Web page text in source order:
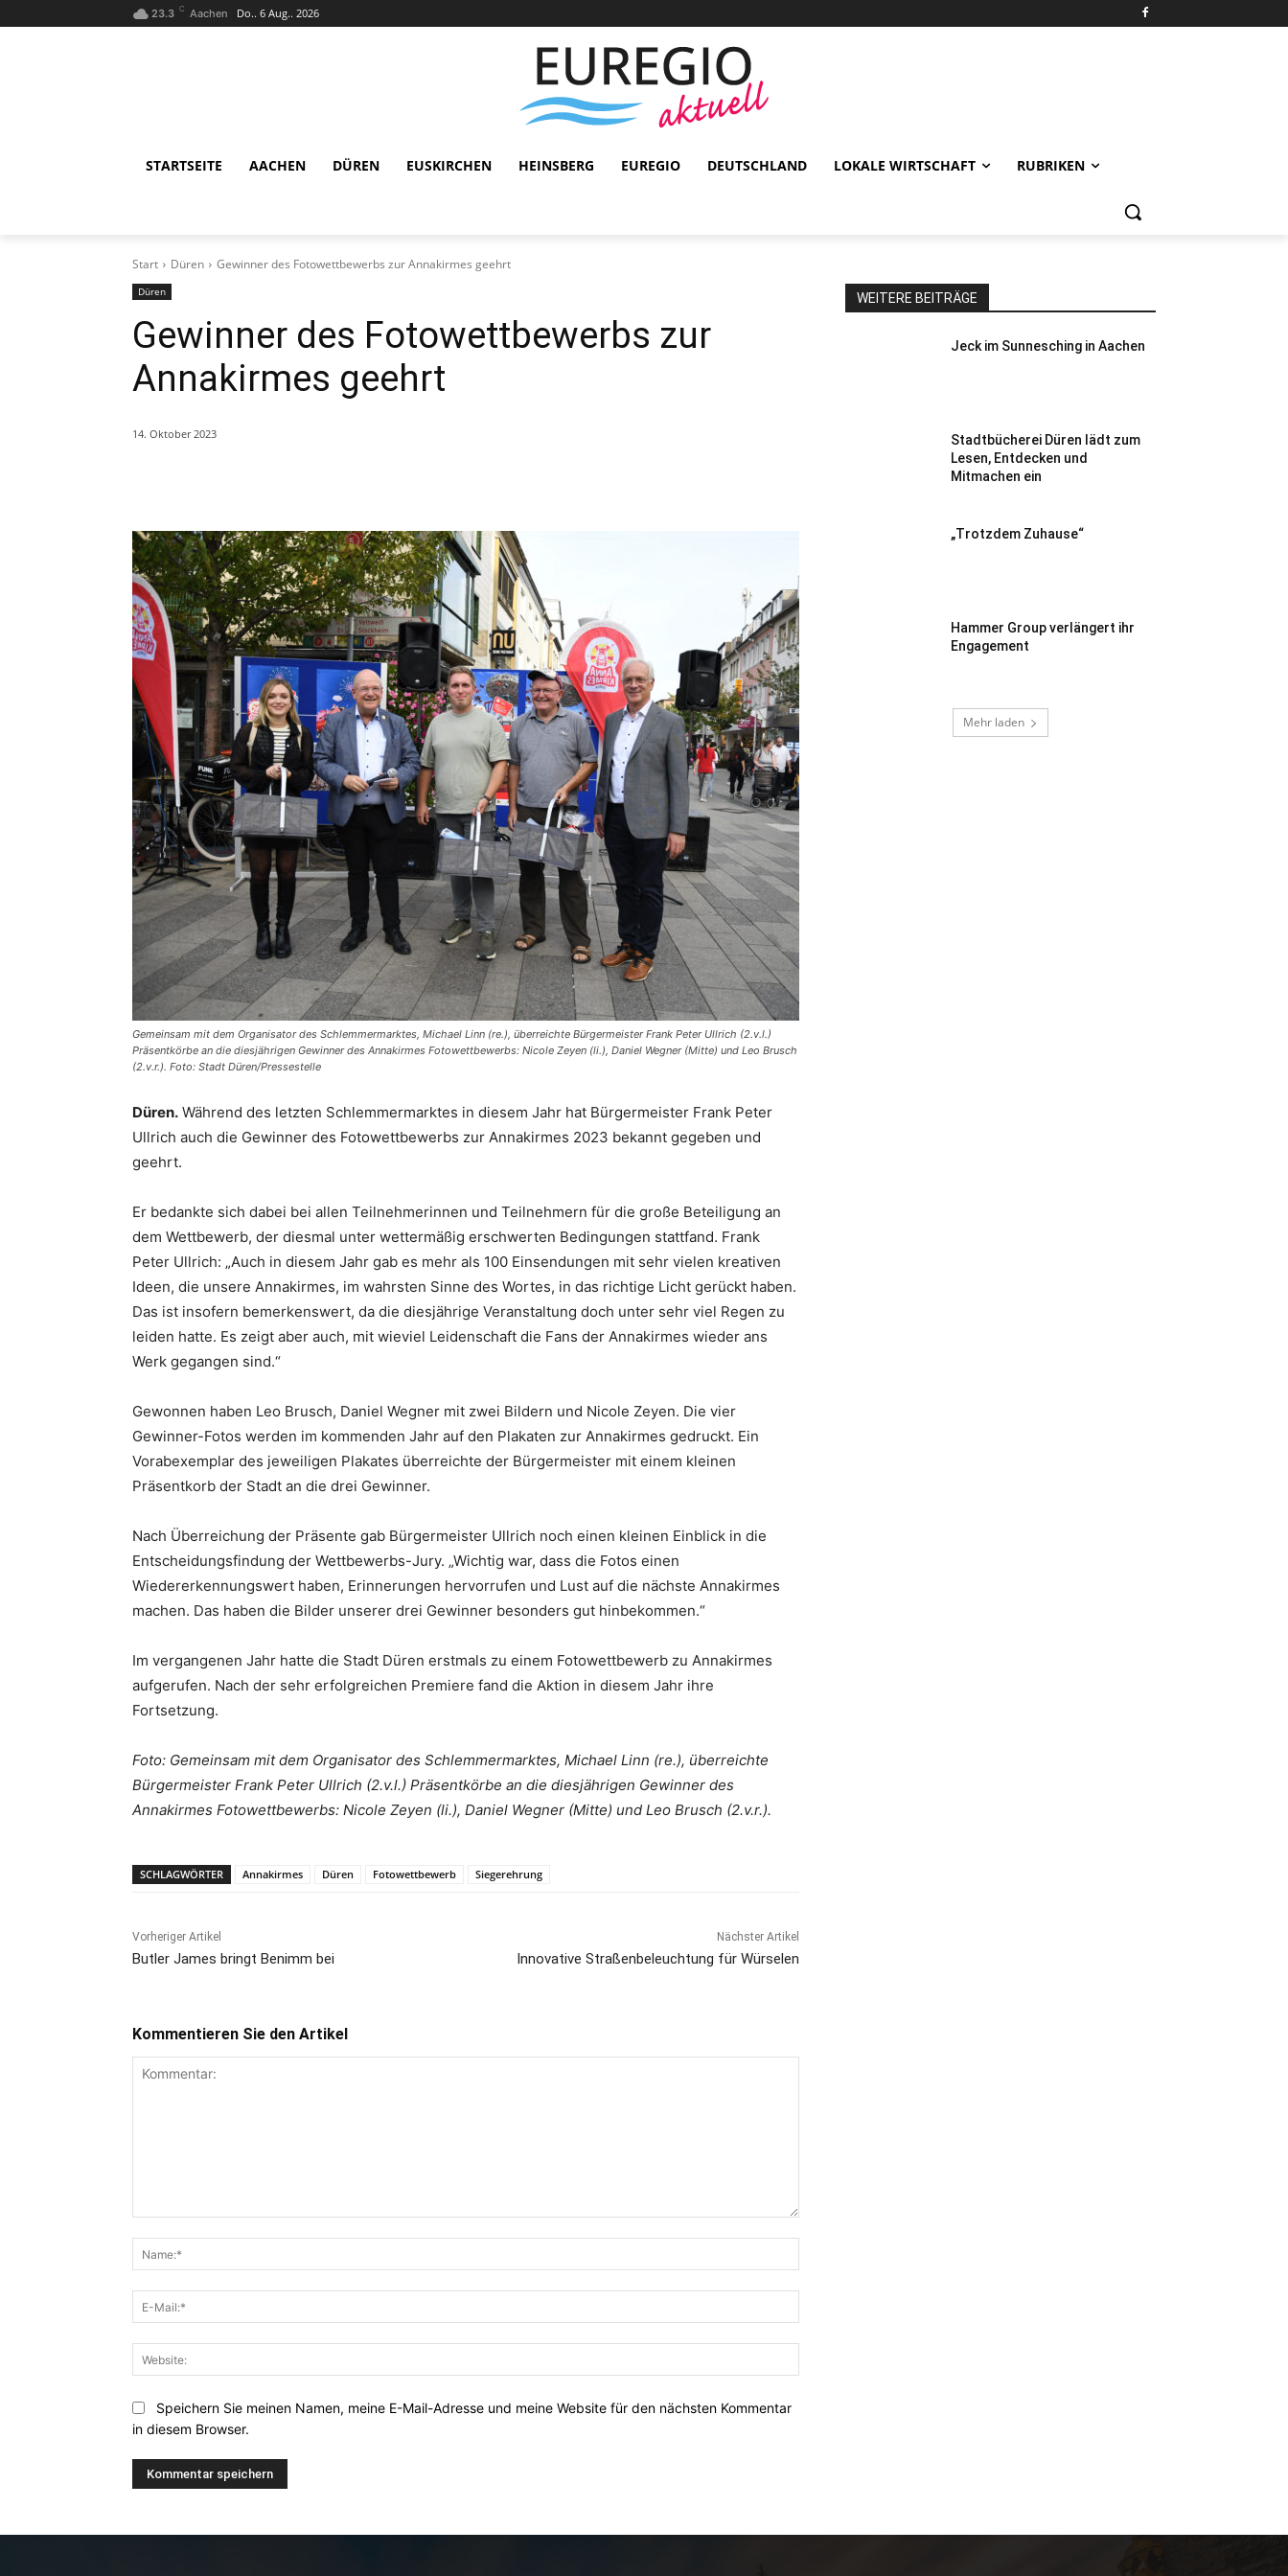
23.3 C Aachen Do.. 6 Aug.. 2026
STARTSEITE AACHEN DÜREN EUSKIRCHEN HEINSBERG EUREGIO DEUTSCHLAND LOKALE WIRTSCHAFT RUBRIKEN
Start Düren Gewinner des Fotowettbewerbs zur Annakirmes geehrt
Düren
Gewinner des Fotowettbewerbs zur
Annakirmes geehrt
14. Oktober 2023
Gemeinsam mit dem Organisator des Schlemmermarktes, Michael Linn (re.), überreichte Bürgermeister Frank Peter Ullrich (2.v.l.)
Präsentkörbe an die diesjährigen Gewinner des Annakirmes Fotowettbewerbs: Nicole Zeyen (li.), Daniel Wegner (Mitte) und Leo Brusch
(2.v.r.). Foto: Stadt Düren/Pressestelle
Düren. Während des letzten Schlemmermarktes in diesem Jahr hat Bürgermeister Frank Peter
Ullrich auch die Gewinner des Fotowettbewerbs zur Annakirmes 2023 bekannt gegeben und
geehrt.
Er bedankte sich dabei bei allen Teilnehmerinnen und Teilnehmern für die große Beteiligung an
dem Wettbewerb, der diesmal unter wettermäßig erschwerten Bedingungen stattfand. Frank
Peter Ullrich: „Auch in diesem Jahr gab es mehr als 100 Einsendungen mit sehr vielen kreativen
Ideen, die unsere Annakirmes, im wahrsten Sinne des Wortes, in das richtige Licht gerückt haben.
Das ist insofern bemerkenswert, da die diesjährige Veranstaltung doch unter sehr viel Regen zu
leiden hatte. Es zeigt aber auch, mit wieviel Leidenschaft die Fans der Annakirmes wieder ans
Werk gegangen sind.“
Gewonnen haben Leo Brusch, Daniel Wegner mit zwei Bildern und Nicole Zeyen. Die vier
Gewinner-Fotos werden im kommenden Jahr auf den Plakaten zur Annakirmes gedruckt. Ein
Vorabexemplar des jeweiligen Plakates überreichte der Bürgermeister mit einem kleinen
Präsentkorb der Stadt an die drei Gewinner.
Nach Überreichung der Präsente gab Bürgermeister Ullrich noch einen kleinen Einblick in die
Entscheidungsfindung der Wettbewerbs-Jury. „Wichtig war, dass die Fotos einen
Wiedererkennungswert haben, Erinnerungen hervorrufen und Lust auf die nächste Annakirmes
machen. Das haben die Bilder unserer drei Gewinner besonders gut hinbekommen.“
Im vergangenen Jahr hatte die Stadt Düren erstmals zu einem Fotowettbewerb zu Annakirmes
aufgerufen. Nach der sehr erfolgreichen Premiere fand die Aktion in diesem Jahr ihre
Fortsetzung.
Foto: Gemeinsam mit dem Organisator des Schlemmermarktes, Michael Linn (re.), überreichte
Bürgermeister Frank Peter Ullrich (2.v.l.) Präsentkörbe an die diesjährigen Gewinner des
Annakirmes Fotowettbewerbs: Nicole Zeyen (li.), Daniel Wegner (Mitte) und Leo Brusch (2.v.r.).
SCHLAGWÖRTER Annakirmes Düren Fotowettbewerb Siegerehrung
Vorheriger Artikel
Butler James bringt Benimm bei
Nächster Artikel
Innovative Straßenbeleuchtung für Würselen
Kommentieren Sie den Artikel
Mail:*
Speichern Sie meinen Namen, meine E-Mail-Adresse und meine Website für den nächsten Kommentar
in diesem Browser.
WEITERE BEITRÄGE
Jeck im Sunnesching in Aachen
Stadtbücherei Düren lädt zum
Lesen, Entdecken und
Mitmachen ein
„Trotzdem Zuhause“
Hammer Group verlängert ihr
Engagement
Mehr laden